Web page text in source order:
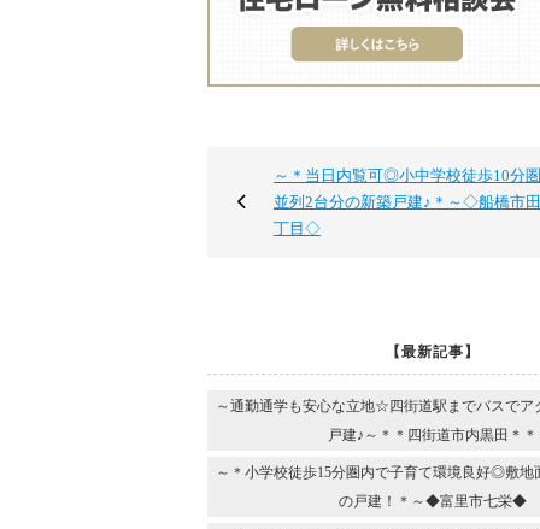
～＊当日内覧可◎小中学校徒歩10分
並列2台分の新築戸建♪＊～◇船橋市
丁目◇
【最新記事】
～通勤通学も安心な立地☆四街道駅までバスでア
戸建♪～＊＊四街道市内黒田＊＊
～＊小学校徒歩15分圏内で子育て環境良好◎敷地
の戸建！＊～◆富里市七栄◆